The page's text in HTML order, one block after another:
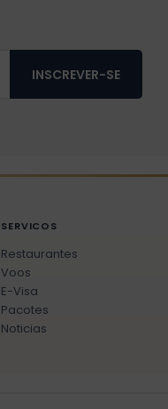
INSCREVER-SE
SERVICOS
Restaurantes
Voos
E-Visa
Pacotes
Noticias